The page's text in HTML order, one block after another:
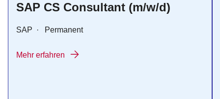
SAP CS Consultant (m/w/d)
SAP · Permanent
Mehr erfahren